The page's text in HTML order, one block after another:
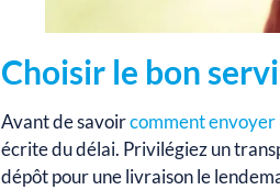
Choisir le bon
Avant de savoircomment envoyer
écrite du délai. Privilégiez un
dépôt pour une livraison le